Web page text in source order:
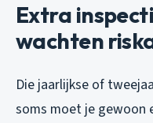
Extra
wachten
Die jaarlijkse of
soms moet je gewoon